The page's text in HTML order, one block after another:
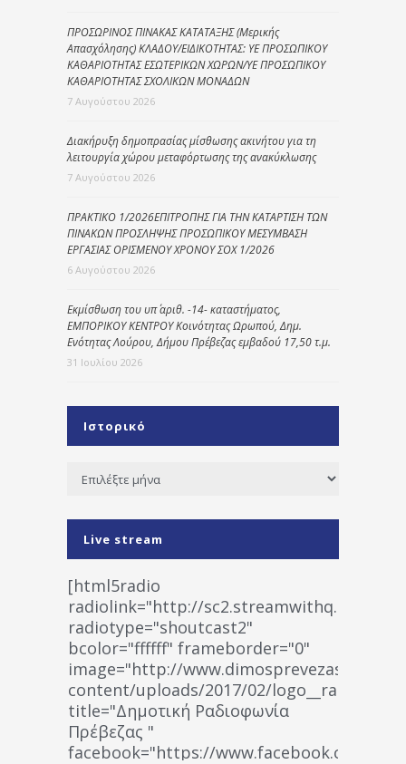
ΠΡΟΣΩΡΙΝΟΣ ΠΙΝΑΚΑΣ ΚΑΤΑΤΑΞΗΣ (Μερικής
Απασχόλησης) ΚΛΑΔΟΥ/ΕΙΔΙΚΟΤΗΤΑΣ: ΥΕ ΠΡΟΣΩΠΙΚΟΥ
ΚΑΘΑΡΙΟΤΗΤΑΣ ΕΣΩΤΕΡΙΚΩΝ ΧΩΡΩΝ/ΥΕ ΠΡΟΣΩΠΙΚΟΥ
ΚΑΘΑΡΙΟΤΗΤΑΣ ΣΧΟΛΙΚΩΝ ΜΟΝΑΔΩΝ
7 Αυγούστου 2026
Διακήρυξη δημοπρασίας μίσθωσης ακινήτου για τη
λειτουργία χώρου μεταφόρτωσης της ανακύκλωσης
7 Αυγούστου 2026
ΠΡΑΚΤΙΚΟ 1/2026ΕΠΙΤΡΟΠΗΣ ΓΙΑ ΤΗΝ ΚΑΤΑΡΤΙΣΗ ΤΩΝ
ΠΙΝΑΚΩΝ ΠΡΟΣΛΗΨΗΣ ΠΡΟΣΩΠΙΚΟΥ ΜΕΣΥΜΒΑΣΗ
ΕΡΓΑΣΙΑΣ ΟΡΙΣΜΕΝΟΥ ΧΡΟΝΟΥ ΣΟΧ 1/2026
6 Αυγούστου 2026
Εκμίσθωση του υπ΄ αριθ. -14- καταστήματος,
ΕΜΠΟΡΙΚΟΥ ΚΕΝΤΡΟΥ Κοινότητας Ωρωπού, Δημ.
Ενότητας Λούρου, Δήμου Πρέβεζας εμβαδού 17,50 τ.μ.
31 Ιουλίου 2026
Ιστορικό
Ιστορικό
Live stream
[html5radio
radiolink="http://
radiotype="shoutcast2"
bcolor="ffffff" frameborder="0"
image="http://www.dimosprevezas.gr/wp-
content/uploads/2017/02/
title="Δημοτική Ραδιοφωνία
Πρέβεζας "
facebook="https://www.facebook.com/